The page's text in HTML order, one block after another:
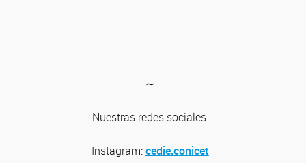
∼
Nuestras redes sociales:
Instagram:cedie.conicet